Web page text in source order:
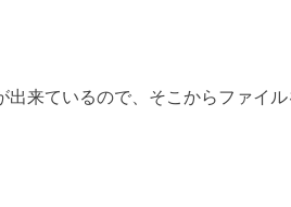
来ているので、そこからファイ